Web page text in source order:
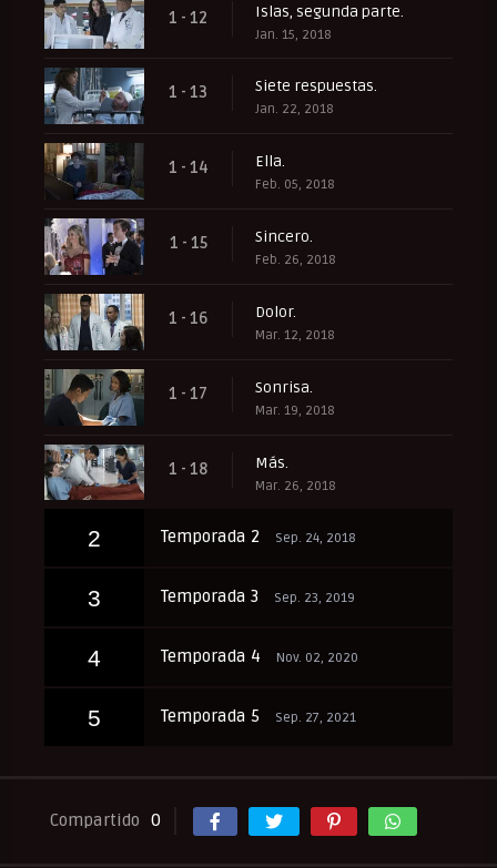
1 - 12 Islas, segunda parte.
Jan. 15, 2018
1 - 13 Siete respuestas.
Jan. 22, 2018
1 - 14 Ella.
Feb. 05, 2018
1 - 15 Sincero.
Feb. 26, 2018
1 - 16 Dolor.
Mar. 12, 2018
1 - 17 Sonrisa.
Mar. 19, 2018
1 - 18 Más.
Mar. 26, 2018
2 Temporada 2 Sep. 24, 2018
3 Temporada 3 Sep. 23, 2019
4 Temporada 4 Nov. 02, 2020
5 Temporada 5 Sep. 27, 2021
Compartido 0